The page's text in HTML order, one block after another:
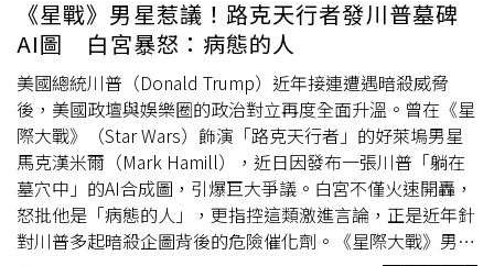
覺得有什麼大不了。再加上平台向她介紹節目內容時，也只
是說做一些吹頭髮、聊天、居家互動等生活化內容，因此她
才把SWAG當成一般工作看待。然而，真正讓外界炸鍋的，
是她在直播中與AV男優互動，甚至裸背接受按摩的畫面。對
此，王俐人也首度還原現場狀況，坦言自己事前根本不知道
有這段安排，「我去現場之前，其實不知道有按摩。」她表
示，後來增加的裸背與互動橋段，在她眼中就只是節目效
果。對於外界認為她與男優互動太過火辣，王俐人則顯得相
當坦然，甚至無法理解大家為何反應這麼大，「他就是專業
《星戰》男星惹議！路克天行者發川普墓碑
AI圖 白宮暴怒：病態的人
美國總統川普（Donald Trump）近年接連遭遇暗殺威脅
後，美國政壇與娛樂圈的政治對立再度全面升溫。曾在《星
際大戰》（Star Wars）飾演「路克天行者」的好萊塢男星
馬克漢米爾（Mark Hamill），近日因發布一張川普「躺在
墓穴中」的AI合成圖，引爆巨大爭議。白宮不僅火速開轟，
怒批他是「病態的人」，更指控這類激進言論，正是近年針
對川普多起暗殺企圖背後的危險催化劑。《星際大戰》男星